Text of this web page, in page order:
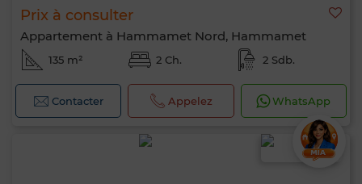
Prix à consulter
Appartement à Hammamet Nord, Hammamet
135 m² 2 Ch. 2 Sdb.
Contacter Appelez WhatsApp